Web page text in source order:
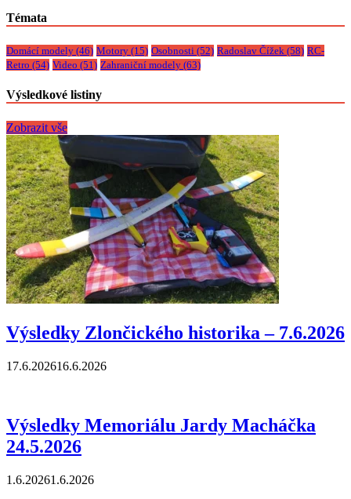
Témata
Domácí modely (46) Motory (15) Osobnosti (52) Radoslav Čížek (58) RC-
Retro (54) Video (51) Zahraniční modely (63)
Výsledkové listiny
Zobrazit vše
Výsledky Zlončického historika – 7.6.2026
17.6.202616.6.2026
Výsledky Memoriálu Jardy Macháčka
24.5.2026
1.6.20261.6.2026